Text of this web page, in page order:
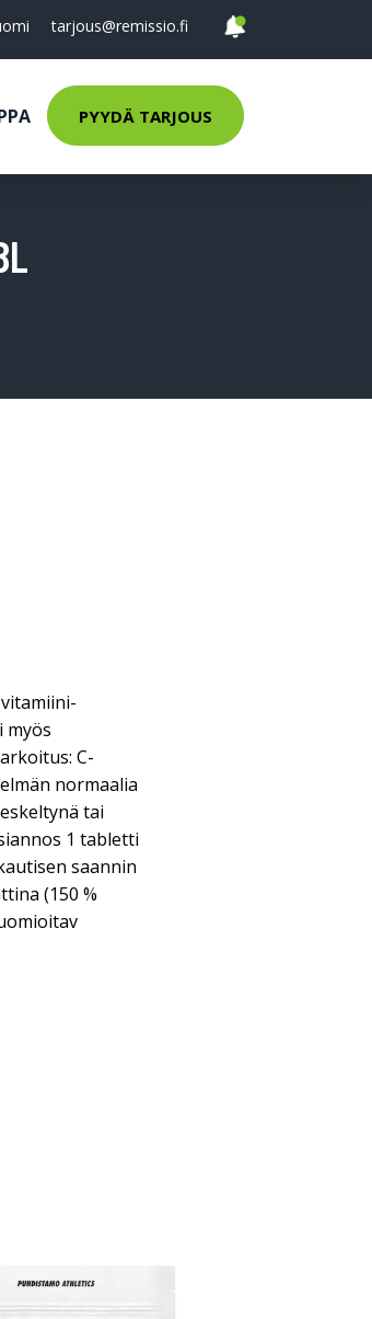
tarjous@remissio.fi
PYYDÄ TARJOUS
myös
C-
normaalia
tai
1 tabletti
saannin
(150 %